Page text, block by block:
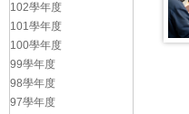
102學年度
101學年度
100學年度
99學年度
98學年度
97學年度